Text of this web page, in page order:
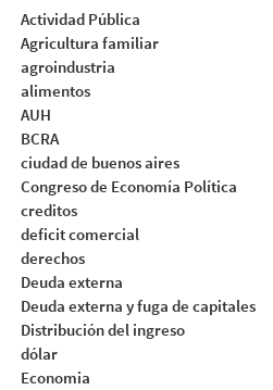
Actividad Pública
Agricultura familiar
agroindustria
alimentos
AUH
BCRA
ciudad de buenos aires
Congreso de Economía Política
creditos
deficit comercial
derechos
Deuda externa
Deuda externa y fuga de capitales
Distribución del ingreso
dólar
Economia